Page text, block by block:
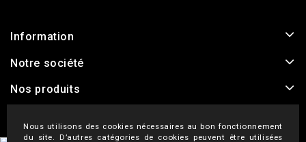
Nous utilisons des cookies nécessaires au bon fonctionnement
du site. D’autres catégories de cookies peuvent être utilisées
Information
Notre société
Nos produits